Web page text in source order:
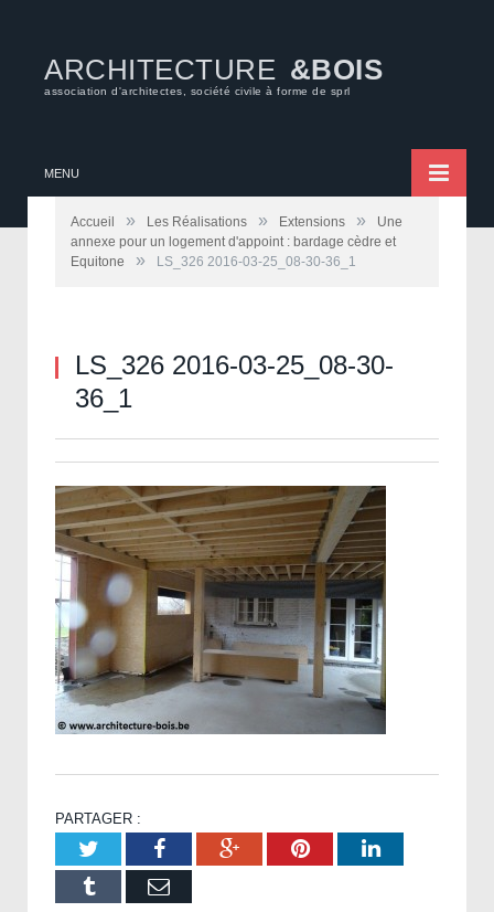
ARCHITECTURE &BOIS
association d'architectes, société civile à forme de sprl
MENU
Accueil » Les Réalisations » Extensions »
Une
annexe pour un logement d'appoint : bardage cèdre et
Equitone
» LS_326 2016-03-25_08-30-36_1
LS_326 2016-03-25_08-30-
36_1
PARTAGER :
TwitterFacebookGoogle+PinterestLinkedIn
Tumblr Email